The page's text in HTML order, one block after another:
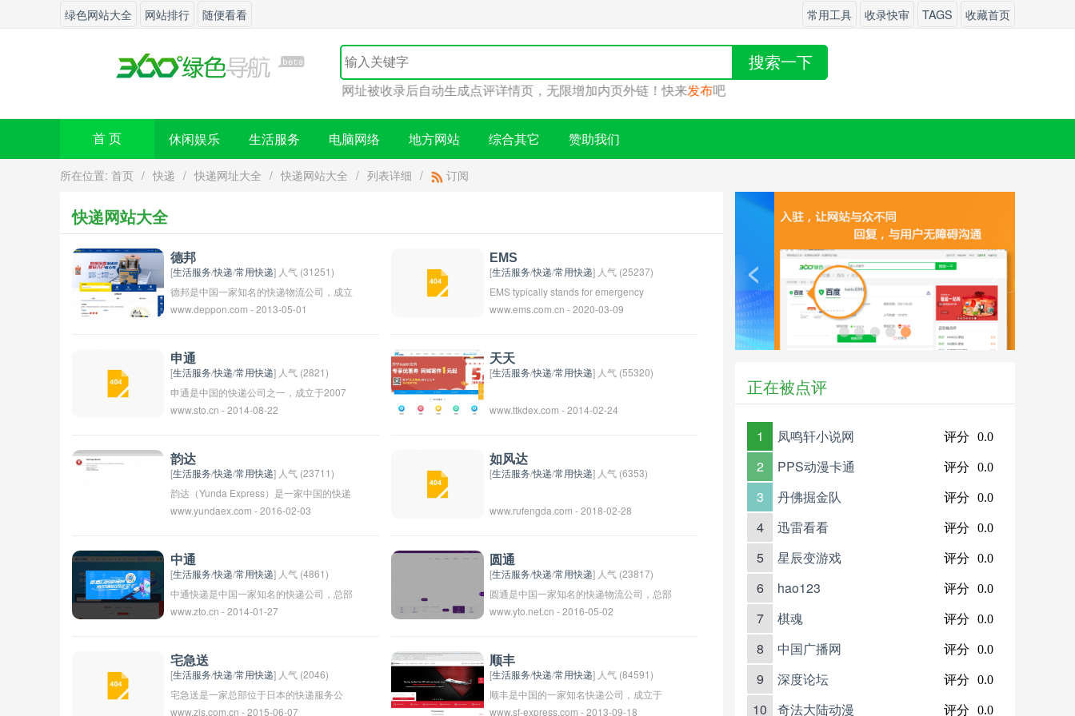
绿色网站大全 网站排行 随便看看 常用工具 收录快审 TAGS 收藏首页
搜索一下
您的网站想要增加外链么？网址被收录后自动生成点评详情页，无限增加内页外链！快来发布
首 页 休闲娱乐 生活服务 电脑网络 地方网站 综合其它 赞助我们
所在位置: 首页 / 快递 / 快递网址大全 / 快递网站大全 / 列表详细 / 订阅
快递网站大全
德邦
[生活服务/快递/常用快递] 人气 (31251)
德邦是中国一家知名的快递物流公司，成立
于1996年，总部位于北京。德邦在全国范
务，覆盖主要城市和地区，是中国领先的物
流服务提供商之一。
www.deppon.com - 2013-05-01
EMS
[生活服务/快递/常用快递] 人气 (25237)
EMS typically stands for emergency
medical services, which refers to the
other medical services for people
experiencing sudden injuries or illnesses.
by local government agencies or private
skilled care to those in need of urgent
medical attention.
www.ems.com.cn - 2020-03-09
申通
[生活服务/快递/常用快递] 人气 (2821)
申通是中国的快递公司之一，成立于2007
年，总部位于上海。申通快递在国内的服务
链解决方案等服务。申通快递致力于提供高
效、快捷、安全的服务，成为国内外各行业
客户信赖的合作伙伴。
www.sto.cn - 2014-08-22
天天
[生活服务/快递/常用快递] 人气 (55320)
www.ttkdex.com - 2014-02-24
韵达
[生活服务/快递/常用快递] 人气 (23711)
韵达（Yunda Express）是一家中国的快递
公司，成立于2005年，总部位于广东省广
递网络和覆盖全国各地的服务。韵达快递以
其高效、快速的快递服务而闻名，为客户提
供快捷、可靠的快递服务。
www.yundaex.com - 2016-02-03
如风达
[生活服务/快递/常用快递] 人气 (6353)
www.rufengda.com - 2018-02-28
中通
[生活服务/快递/常用快递] 人气 (4861)
中通快递是中国一家知名的快递公司，总部
位于江苏省南京市，成立于2002年。公司
98%的城市和地区，提供快递、物流、货运
等服务。中通快递以其高效、快捷、安全的
服务质量，在业内赢得了良好的口碑。
www.zto.cn - 2014-01-27
圆通
[生活服务/快递/常用快递] 人气 (23817)
圆通是中国一家知名的快递物流公司，总部
位于上海市，成立于2000年。圆通快递在
运输、仓储、配送等服务。公司秉承“坚
韧、创新、感恩、责任”的价值观，致力于
为客户提供高效、安全、便捷的物流服务。
www.yto.net.cn - 2016-05-02
宅急送
[生活服务/快递/常用快递] 人气 (2046)
宅急送是一家总部位于日本的快递服务公
www.zjs.com.cn - 2015-06-07
顺丰
[生活服务/快递/常用快递] 人气 (84591)
顺丰是中国的一家知名快递公司，成立于
www.sf-express.com - 2013-09-18
<
正在被点评
1 凤鸣轩小说网 评分 0.0
2 PPS动漫卡通 评分 0.0
3 丹佛掘金队 评分 0.0
4 迅雷看看 评分 0.0
5 星辰变游戏 评分 0.0
6 hao123 评分 0.0
7 棋魂 评分 0.0
8 中国广播网 评分 0.0
9 深度论坛 评分 0.0
10 奇法大陆动漫 评分 0.0